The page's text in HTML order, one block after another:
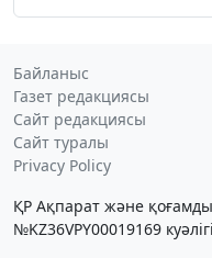
Байланыс
Газет редакциясы
Сайт редакциясы
Сайт туралы
Privacy Policy
ҚР Ақпарат және
№KZ36VPY00019169